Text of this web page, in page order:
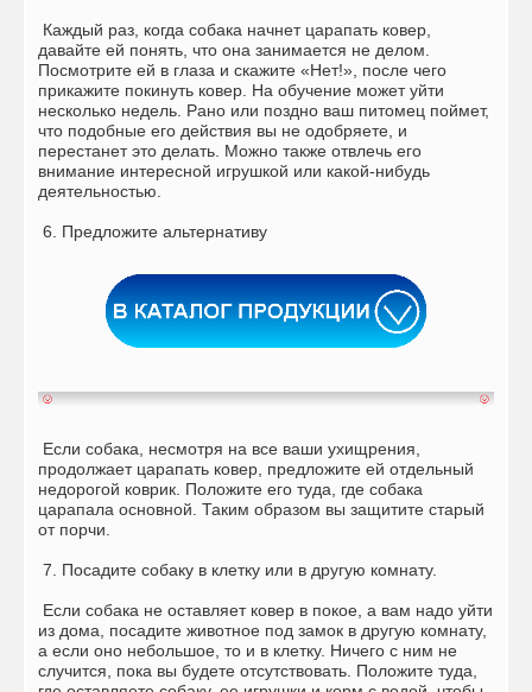
Каждый раз, когда собака начнет царапать ковер,
давайте ей понять, что она занимается не делом.
Посмотрите ей в глаза и скажите «Нет!», после чего
прикажите покинуть ковер. На обучение может уйти
несколько недель. Рано или поздно ваш питомец поймет,
что подобные его действия вы не одобряете, и
перестанет это делать. Можно также отвлечь его
внимание интересной игрушкой или какой-нибудь
деятельностью.
6. Предложите альтернативу
Если собака, несмотря на все ваши ухищрения,
продолжает царапать ковер, предложите ей отдельный
недорогой коврик. Положите его туда, где собака
царапала основной. Таким образом вы защитите старый
от порчи.
7. Посадите собаку в клетку или в другую комнату.
Если собака не оставляет ковер в покое, а вам надо уйти
из дома, посадите животное под замок в другую комнату,
а если оно небольшое, то и в клетку. Ничего с ним не
случится, пока вы будете отсутствовать. Положите туда,